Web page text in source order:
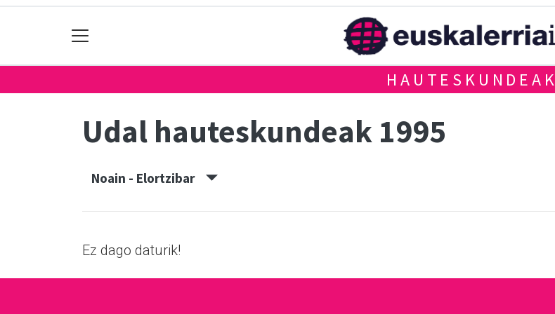
HAUTESKUNDEAK
Udal hauteskundeak 1995
Noain - Elortzibar
Ez dago daturik!